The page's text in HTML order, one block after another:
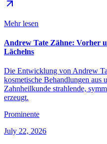
Mehr lesen
Andrew Tate Zähne: Vorher
Lächelns
Die Entwicklung von Andrew
kosmetische Behandlungen aus
Zahnheilkunde strahlende,
erzeugt.
Prominente
July 22, 2026